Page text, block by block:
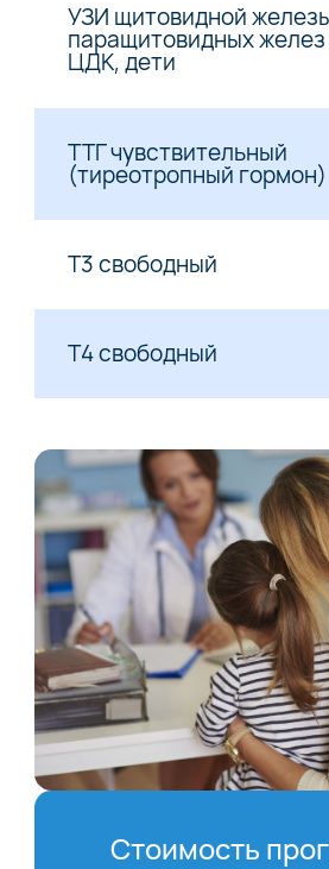
УЗИ щитовидной
паращитовидных
ЦДК, дети
ТТГ чувствительный
(тиреотропный гормон)
Т3 свободный
Т4 свободный
Стоимость